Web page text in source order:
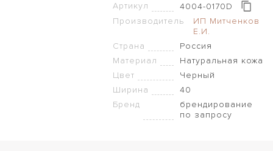
Артикул
4004-0170D
Производитель
ИП Митченков
Е.И.
Страна
Россия
Материал
Натуральная кожа
Цвет
Черный
Ширина
40
Бренд
брендирование
по запросу